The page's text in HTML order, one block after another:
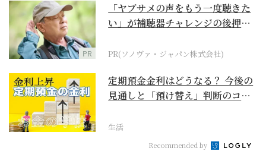
PR
「ヤブサメの声をもう一度聴きた
い」が補聴器チャレンジの後押し
PR(ソノヴァ・ジャパン株式会社)
定期預金金利はどうなる？ 今後の
見通しと「預け替え」判断のコツ
生活
Recommended by